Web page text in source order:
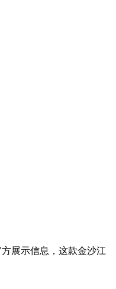
展示信息，这款金沙江